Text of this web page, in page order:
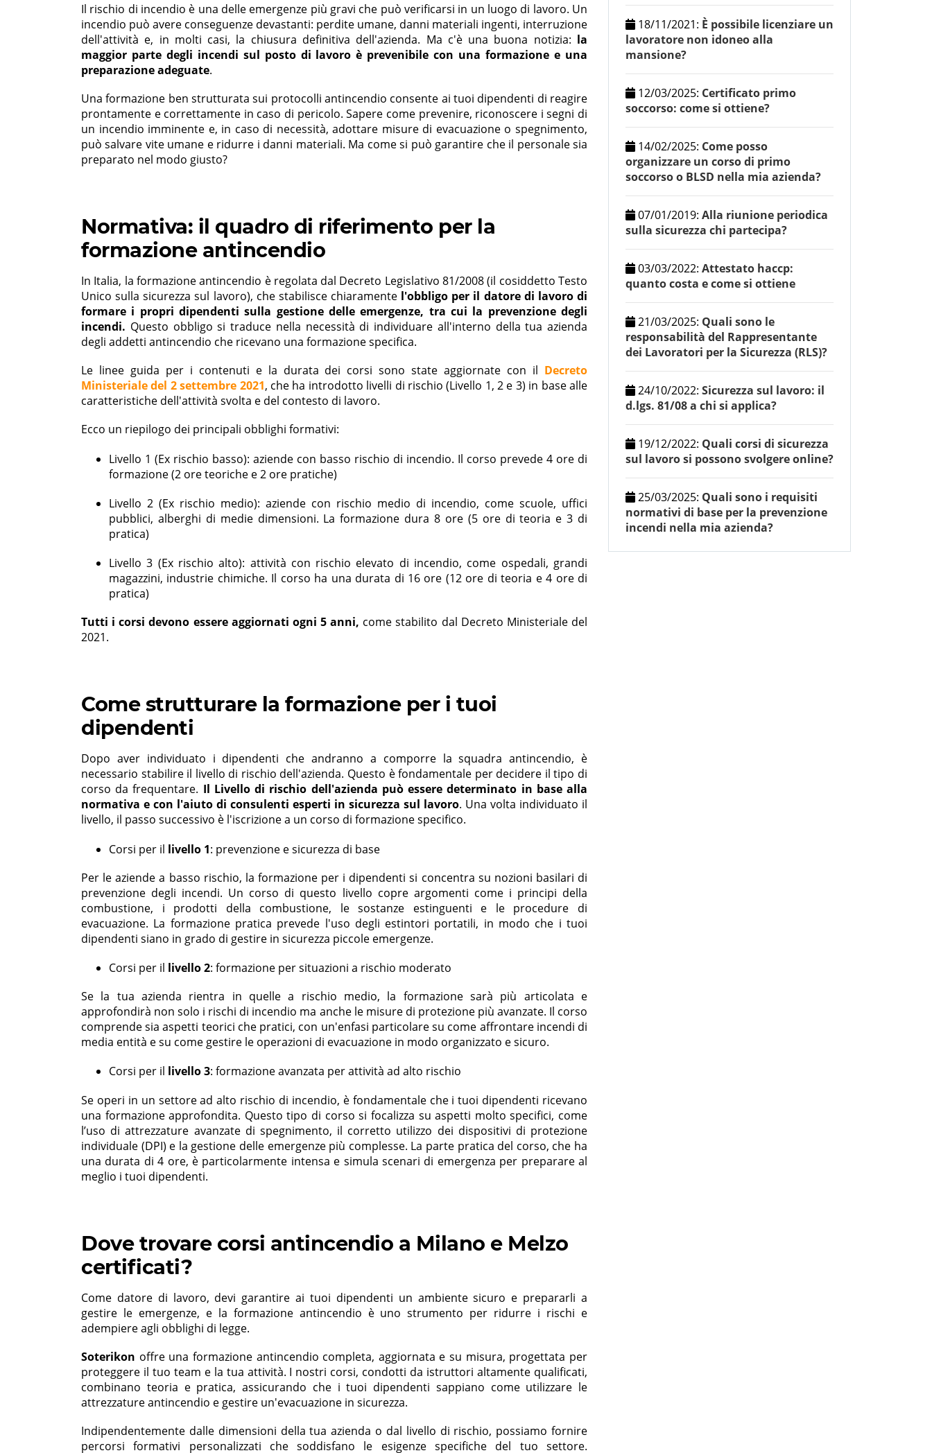
Il rischio di incendio è una delle emergenze più gravi che può verificarsi in un luogo di lavoro. Un
incendio può avere conseguenze devastanti: perdite umane, danni materiali ingenti, interruzione
dell'attività e, in molti casi, la chiusura definitiva dell'azienda. Ma c'è una buona notizia: la
maggior parte degli incendi sul posto di lavoro è prevenibile con una formazione e una
preparazione adeguate.
Una formazione ben strutturata sui protocolli antincendio consente ai tuoi dipendenti di reagire
prontamente e correttamente in caso di pericolo. Sapere come prevenire, riconoscere i segni di
un incendio imminente e, in caso di necessità, adottare misure di evacuazione o spegnimento,
può salvare vite umane e ridurre i danni materiali. Ma come si può garantire che il personale sia
preparato nel modo giusto?
Normativa: il quadro di riferimento per la
formazione antincendio
In Italia, la formazione antincendio è regolata dal Decreto Legislativo 81/2008 (il cosiddetto Testo
Unico sulla sicurezza sul lavoro), che stabilisce chiaramente l'obbligo per il datore di lavoro di
formare i propri dipendenti sulla gestione delle emergenze, tra cui la prevenzione degli
incendi. Questo obbligo si traduce nella necessità di individuare all'interno della tua azienda
degli addetti antincendio che ricevano una formazione specifica.
Le linee guida per i contenuti e la durata dei corsi sono state aggiornate con il Decreto
Ministeriale del 2 settembre 2021, che ha introdotto livelli di rischio (Livello 1, 2 e 3) in base alle
caratteristiche dell'attività svolta e del contesto di lavoro.
Ecco un riepilogo dei principali obblighi formativi:
Livello 1 (Ex rischio basso): aziende con basso rischio di incendio. Il corso prevede 4 ore di
formazione (2 ore teoriche e 2 ore pratiche)
Livello 2 (Ex rischio medio): aziende con rischio medio di incendio, come scuole, uffici
pubblici, alberghi di medie dimensioni. La formazione dura 8 ore (5 ore di teoria e 3 di
pratica)
Livello 3 (Ex rischio alto): attività con rischio elevato di incendio, come ospedali, grandi
magazzini, industrie chimiche. Il corso ha una durata di 16 ore (12 ore di teoria e 4 ore di
pratica)
Tutti i corsi devono essere aggiornati ogni 5 anni, come stabilito dal Decreto Ministeriale del
2021.
Come strutturare la formazione per i tuoi
dipendenti
Dopo aver individuato i dipendenti che andranno a comporre la squadra antincendio, è
necessario stabilire il livello di rischio dell'azienda. Questo è fondamentale per decidere il tipo di
corso da frequentare. Il Livello di rischio dell'azienda può essere determinato in base alla
normativa e con l'aiuto di consulenti esperti in sicurezza sul lavoro. Una volta individuato il
livello, il passo successivo è l'iscrizione a un corso di formazione specifico.
Corsi per il livello 1: prevenzione e sicurezza di base
Per le aziende a basso rischio, la formazione per i dipendenti si concentra su nozioni basilari di
prevenzione degli incendi. Un corso di questo livello copre argomenti come i principi della
combustione, i prodotti della combustione, le sostanze estinguenti e le procedure di
evacuazione. La formazione pratica prevede l'uso degli estintori portatili, in modo che i tuoi
dipendenti siano in grado di gestire in sicurezza piccole emergenze.
Corsi per il livello 2: formazione per situazioni a rischio moderato
Se la tua azienda rientra in quelle a rischio medio, la formazione sarà più articolata e
approfondirà non solo i rischi di incendio ma anche le misure di protezione più avanzate. Il corso
comprende sia aspetti teorici che pratici, con un'enfasi particolare su come affrontare incendi di
media entità e su come gestire le operazioni di evacuazione in modo organizzato e sicuro.
Corsi per il livello 3: formazione avanzata per attività ad alto rischio
Se operi in un settore ad alto rischio di incendio, è fondamentale che i tuoi dipendenti ricevano
una formazione approfondita. Questo tipo di corso si focalizza su aspetti molto specifici, come
l’uso di attrezzature avanzate di spegnimento, il corretto utilizzo dei dispositivi di protezione
individuale (DPI) e la gestione delle emergenze più complesse. La parte pratica del corso, che ha
una durata di 4 ore, è particolarmente intensa e simula scenari di emergenza per preparare al
meglio i tuoi dipendenti.
Dove trovare corsi antincendio a Milano e Melzo
certificati?
Come datore di lavoro, devi garantire ai tuoi dipendenti un ambiente sicuro e prepararli a
gestire le emergenze, e la formazione antincendio è uno strumento per ridurre i rischi e
adempiere agli obblighi di legge.
Soterikon offre una formazione antincendio completa, aggiornata e su misura, progettata per
proteggere il tuo team e la tua attività. I nostri corsi, condotti da istruttori altamente qualificati,
combinano teoria e pratica, assicurando che i tuoi dipendenti sappiano come utilizzare le
attrezzature antincendio e gestire un'evacuazione in sicurezza.
Indipendentemente dalle dimensioni della tua azienda o dal livello di rischio, possiamo fornire
percorsi formativi personalizzati che soddisfano le esigenze specifiche del tuo settore.
18/11/2021: È possibile licenziare un
lavoratore non idoneo alla
mansione?
12/03/2025: Certificato primo
soccorso: come si ottiene?
14/02/2025: Come posso
organizzare un corso di primo
soccorso o BLSD nella mia azienda?
07/01/2019: Alla riunione periodica
sulla sicurezza chi partecipa?
03/03/2022: Attestato haccp:
quanto costa e come si ottiene
21/03/2025: Quali sono le
responsabilità del Rappresentante
dei Lavoratori per la Sicurezza (RLS)?
24/10/2022: Sicurezza sul lavoro: il
d.lgs. 81/08 a chi si applica?
19/12/2022: Quali corsi di sicurezza
sul lavoro si possono svolgere online?
25/03/2025: Quali sono i requisiti
normativi di base per la prevenzione
incendi nella mia azienda?